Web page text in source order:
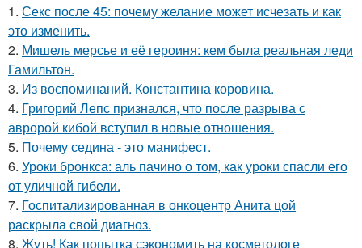
1. Секс после 45: почему желание может исчезать и как
это изменить.
2. Мишель мерсье и её героиня: кем была реальная леди
Гамильтон.
3. Из воспоминаний. Константина коровина.
4. Григорий Лепс признался, что после разрыва с
авророй кибой вступил в новые отношения.
5. Почему седина - это манифест.
6. Уроки бронкса: аль пачино о том, как уроки спасли его
от уличной гибели.
7. Госпитализированная в онкоцентр Анита цой
раскрыла свой диагноз.
8. Жуть! Как попытка сэкономить на косметологе